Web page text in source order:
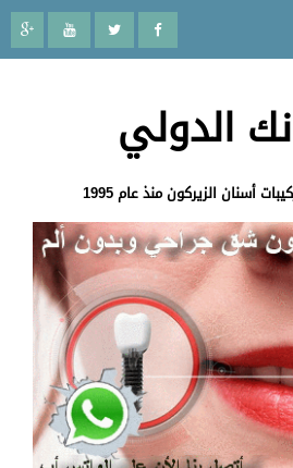
الدولي
أسنان الزيركون منذ عام 1995